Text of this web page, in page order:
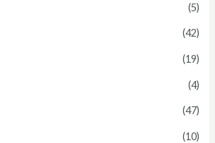
(5)
(42)
(19)
(4)
(47)
(10)